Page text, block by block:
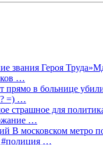
Героя
…
в больнице
=) …
страшное для
…
В московском метро
#полиция …